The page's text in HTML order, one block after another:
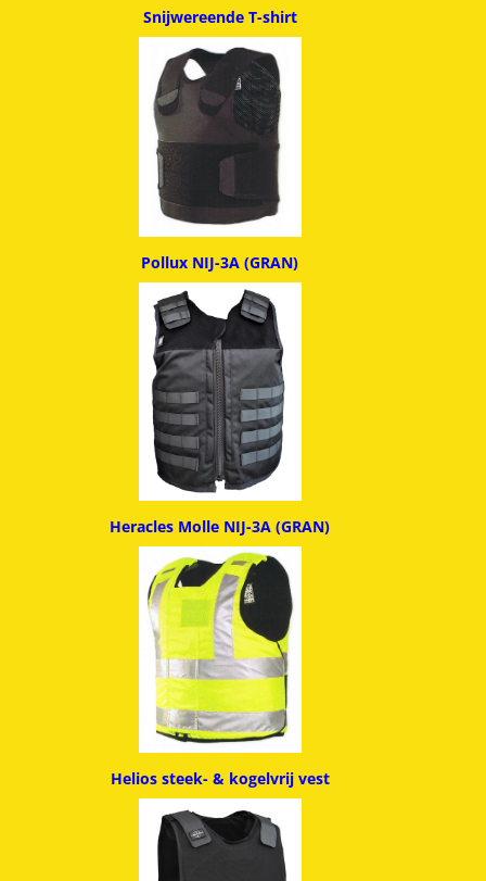
Snijwereende T-shirt
Pollux NIJ-3A (GRAN)
Heracles Molle NIJ-3A (GRAN)
Helios steek- & kogelvrij vest